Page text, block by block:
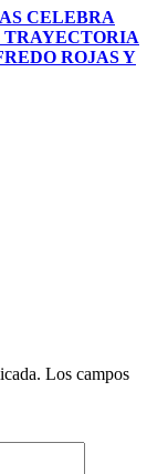
CELEBRA
TRAYECTORIA
ROJAS Y
Los campos